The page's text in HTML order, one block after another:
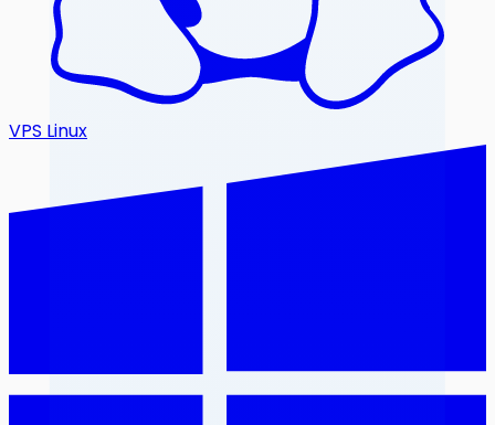
VPS Linux